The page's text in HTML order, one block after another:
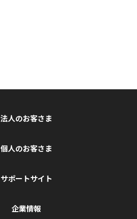
法人のお客さま
個人のお客さま
サポートサイト
企業情報